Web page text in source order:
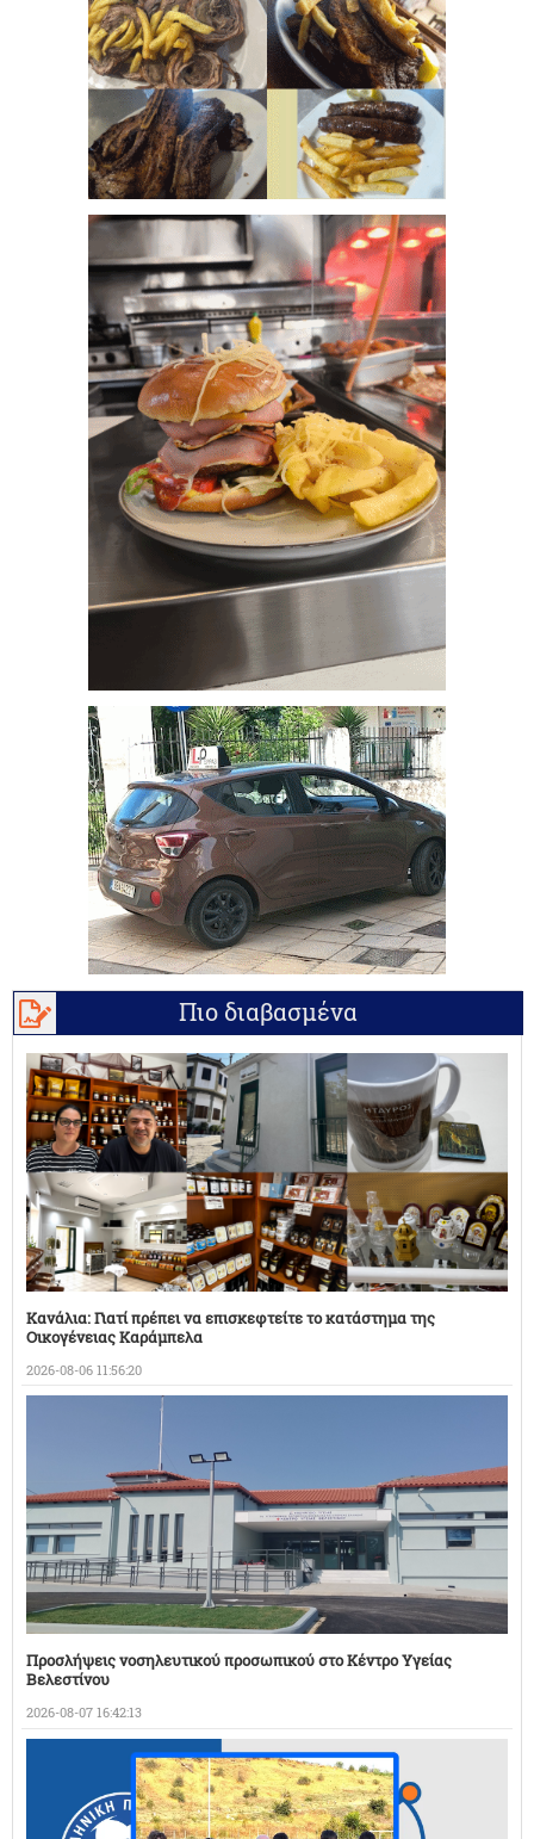
Πιο διαβασμένα
Κανάλια: Γιατί πρέπει να επισκεφτείτε το κατάστημα της
Οικογένειας Καράμπελα
2026-08-06 11:56:20
Προσλήψεις νοσηλευτικού προσωπικού στο Κέντρο Υγείας
Βελεστίνου
2026-08-07 16:42:13